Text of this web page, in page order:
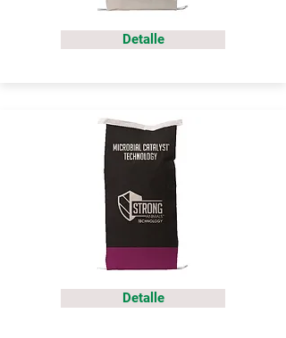
Detalle
Detalle